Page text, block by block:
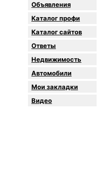
Объявления
Каталог профи
Каталог сайтов
Oтветы
Недвижимость
Автомобили
Мои закладки
Видео